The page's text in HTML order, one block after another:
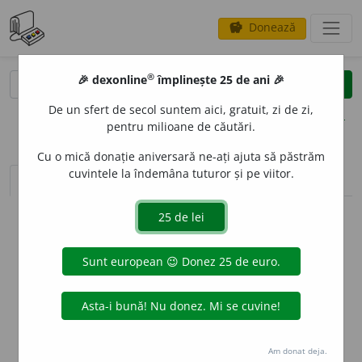
savings Donează
clear
opțiuni
sinteza definițiilor (1) definiții (4) declinări
info
Aceste definiții sunt compilate de
echipa dexonline. Definițiile
originale se află pe filadefiniții.
preferințe
🎉 dexonline® împlinește 25 de ani 🎉
De un sfert de secol suntem aici, gratuit, zi de zi,
pentru milioane de căutări.
Cu o mică donație aniversară ne-ați ajuta să păstrăm
cuvintele la îndemâna tuturor și pe viitor.
Am donat deja.